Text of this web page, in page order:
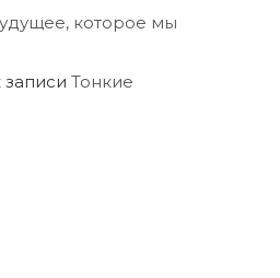
которое мы
записи Тонкие